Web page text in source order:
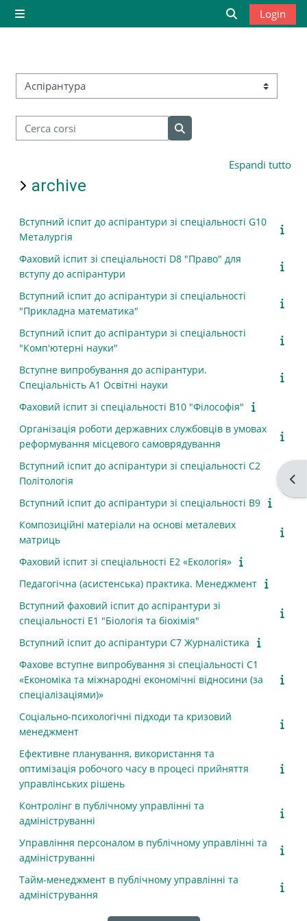
Vai al contenuto principale
Pannello laterale
Attiva/
Login
Categorie di corso
Cerca corsi
Cerca corsi
Espandi tutto
archive
Вступний іспит до аспірантури зі спеціальності G10
Металургія
Фаховий іспит зі спеціальності D8 "Право" для
вступу до аспірантури
Вступний іспит до аспірантури зі спеціальності
"Прикладна математика"
Вступний іспит до аспірантури зі спеціальності
"Комп'ютерні науки"
Вступне випробування до аспірантури.
Спеціальність А1 Освітні науки
Фаховий іспит зі спеціальності В10 "Філософія"
Організація роботи державних службовців в умовах
реформування місцевого самоврядування
Вступний іспит до аспірантури зі спеціальності С2
Політологія
Вступний іспит до аспірантури зі спеціальності B9
Композиційні матеріали на основі металевих
матриць
Фаховий іспит зі спеціальності Е2 «Екологія»
Педагогічна (асистенська) практика. Менеджмент
Вступний фаховий іспит до аспірантури зі
спеціальності Е1 "Біологія та біохімія"
Вступний іспит до аспірантури C7 Журналістика
Фахове вступне випробування зі спеціальності C1
«Економіка та міжнародні економічні відносини (за
спеціалізаціями)»
Соціально-психологічні підходи та кризовий
менеджмент
Ефективне планування, використання та
оптимізація робочого часу в процесі прийняття
управлінських рішень
Контролінг в публічному управлінні та
адмініструванні
Управління персоналом в публічному управлінні та
адмініструванні
Тайм-менеджмент в публічному управлінні та
адміністрування